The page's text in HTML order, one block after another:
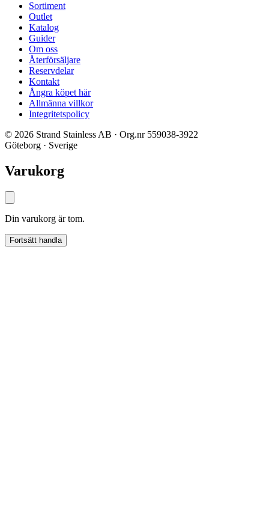
Sortiment
Outlet
Katalog
Guider
Om oss
Återförsäljare
Reservdelar
Kontakt
Ångra köpet här
Allmänna villkor
Integritetspolicy
© 2026 Strand Stainless AB · Org.nr 559038-3922
Göteborg · Sverige
Varukorg
Din varukorg är tom.
Fortsätt handla